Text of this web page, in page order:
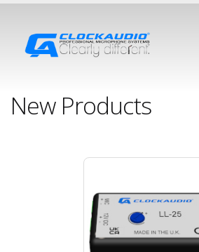
New Products